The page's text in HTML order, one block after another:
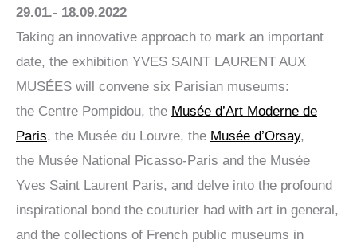
29.01.- 18.09.2022
Taking an innovative approach to mark an important
date, the exhibition YVES SAINT LAURENT AUX
MUSÉES will convene six Parisian museums:
the Centre Pompidou, the Musée d’Art Moderne de
Paris, the Musée du Louvre, the Musée d’Orsay,
the Musée National Picasso-Paris and the Musée
Yves Saint Laurent Paris, and delve into the profound
inspirational bond the couturier had with art in general,
and the collections of French public museums in